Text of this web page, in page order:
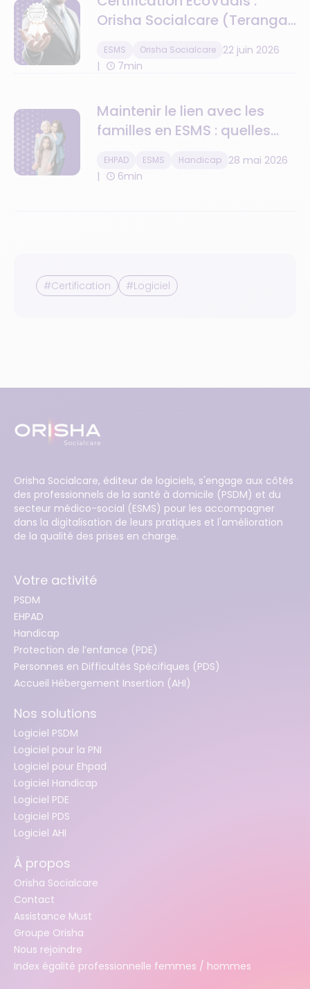
Orisha Socialcare (Teranga
son engagement RSE
ESMS Orisha Socialcare
22 juin 2026
7min
Maintenir le lien avec les
familles en ESMS : quelles
EHPAD ESMS Handicap
28 mai 2026
6min
#Certification #Logiciel
Orisha Socialcare, éditeur de logiciels, s'engage aux côtés
des professionnels de la santé à domicile (PSDM) et du
secteur médico-social (ESMS) pour les accompagner
dans la digitalisation de leurs pratiques et l'amélioration
de la qualité des prises en charge.
Votre activité
PSDM
EHPAD
Handicap
Protection de l’enfance (PDE)
Personnes en Difficultés Spécifiques (PDS)
Accueil Hébergement Insertion (AHI)
Nos solutions
Logiciel PSDM
Logiciel pour la PNI
Logiciel pour Ehpad
Logiciel Handicap
Logiciel PDE
Logiciel PDS
Logiciel AHI
À propos
Orisha Socialcare
Contact
Assistance Must
Groupe Orisha
Nous rejoindre
Index égalité professionnelle femmes / hommes